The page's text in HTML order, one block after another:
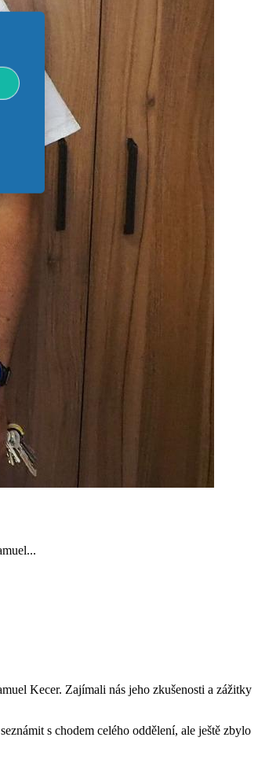
Kecer. Zajímali nás jeho zkušenosti a zážitky
s chodem celého oddělení, ale ještě zbylo